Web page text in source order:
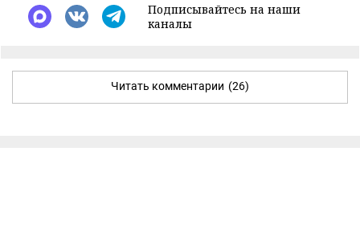
Подписывайтесь на наши
каналы
Читать комментарии (26)